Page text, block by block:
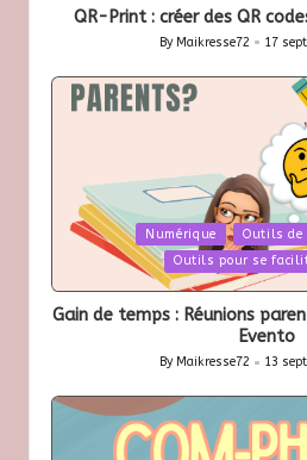
QR-Print : créer des QR
Posted
by
By Maikresse72 17
Posted
Numérique
Outils de
Outils pour se
Gain de temps : Réunions
Evento
Posted
by
By Maikresse72 13